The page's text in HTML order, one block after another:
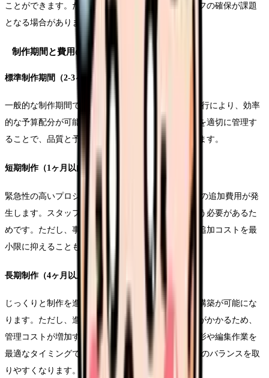
ことができます。ただし、専門性の高い制作スタッフの確保が課題
となる場合があります。
制作期間と費用の関係
標準制作期間（2-3ヶ月）
一般的な制作期間である2-3ヶ月の場合、計画的な進行により、効率
的な予算配分が可能です。企画から納品までの工程を適切に管理す
ることで、品質と予算のバランスを取ることができます。
短期制作（1ヶ月以内）
緊急性の高いプロジェクトでは、通常の20-30%程度の追加費用が発
生します。スタッフの確保や機材手配を優先的に行う必要があるた
めです。ただし、事前の準備を入念に行うことで、追加コストを最
小限に抑えることも可能です。
長期制作（4ヶ月以上）
じっくりと制作を進める場合、より戦略的な内容の構築が可能にな
ります。ただし、進行管理や関係者との調整に時間がかかるため、
管理コストが増加する傾向があります。一方で、撮影や編集作業を
最適なタイミングで行えるため、quality/cost/scheduleのバランスを取
りやすくなります。